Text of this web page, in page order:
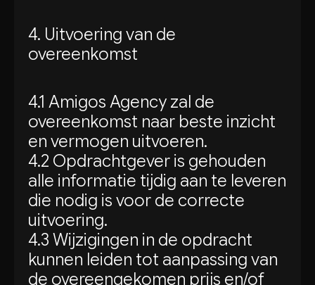
4. Uitvoering van de
overeenkomst
4.1 Amigos Agency zal de
overeenkomst naar beste inzicht
en vermogen uitvoeren.
4.2 Opdrachtgever is gehouden
alle informatie tijdig aan te leveren
die nodig is voor de correcte
uitvoering.
4.3 Wijzigingen in de opdracht
kunnen leiden tot aanpassing van
de overeengekomen prijs en/of